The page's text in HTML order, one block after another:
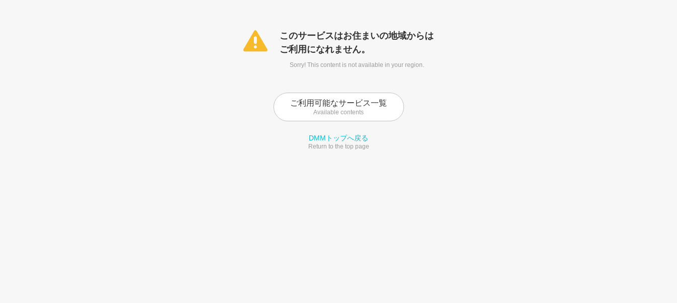
このサービスはお住まいの地域からは
ご利用になれません。
Sorry! This content is not available in your region.
ご利用可能なサービス一覧
Available contents
DMMトップへ戻る
Return to the top page